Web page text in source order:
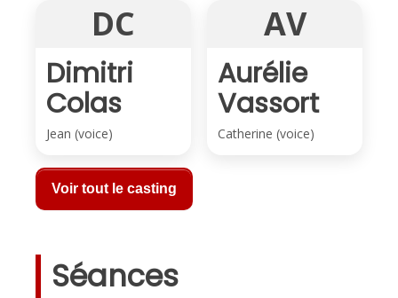
DC
Dimitri
Colas
Jean (voice)
AV
Aurélie
Vassort
Catherine (voice)
Voir tout le casting
Séances